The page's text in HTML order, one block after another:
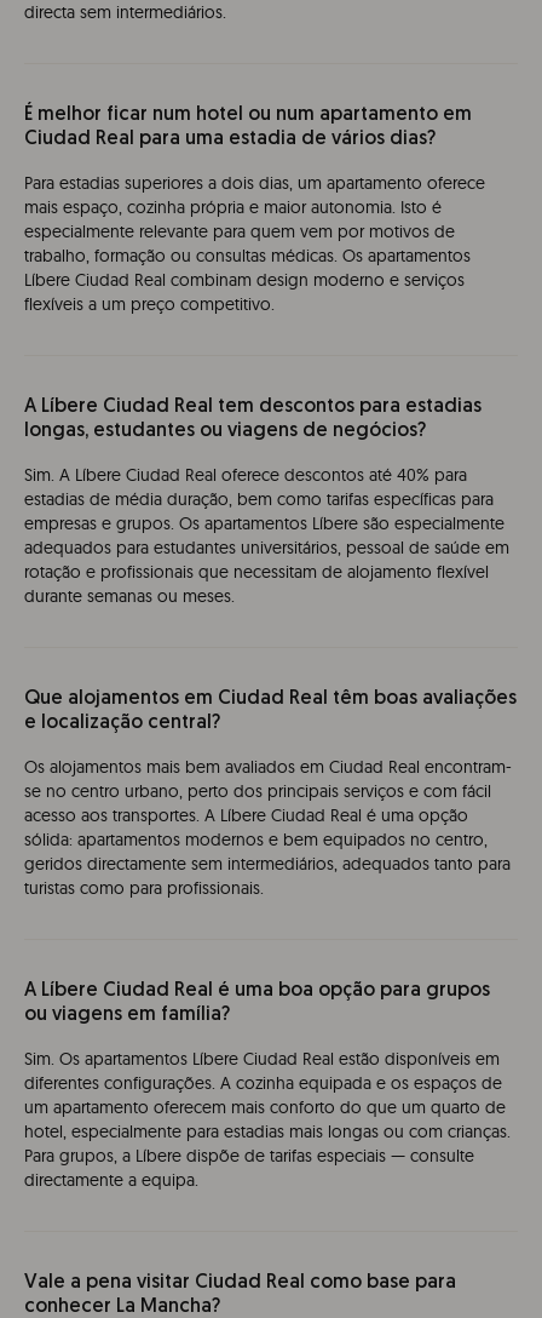
directa sem intermediários.
É melhor ficar num hotel ou num apartamento em
Ciudad Real para uma estadia de vários dias?
Para estadias superiores a dois dias, um apartamento oferece
mais espaço, cozinha própria e maior autonomia. Isto é
especialmente relevante para quem vem por motivos de
trabalho, formação ou consultas médicas. Os apartamentos
Líbere Ciudad Real combinam design moderno e serviços
flexíveis a um preço competitivo.
A Líbere Ciudad Real tem descontos para estadias
longas, estudantes ou viagens de negócios?
Sim. A Líbere Ciudad Real oferece descontos até 40% para
estadias de média duração, bem como tarifas específicas para
empresas e grupos. Os apartamentos Líbere são especialmente
adequados para estudantes universitários, pessoal de saúde em
rotação e profissionais que necessitam de alojamento flexível
durante semanas ou meses.
Que alojamentos em Ciudad Real têm boas avaliações
e localização central?
Os alojamentos mais bem avaliados em Ciudad Real encontram-
se no centro urbano, perto dos principais serviços e com fácil
acesso aos transportes. A Líbere Ciudad Real é uma opção
sólida: apartamentos modernos e bem equipados no centro,
geridos directamente sem intermediários, adequados tanto para
turistas como para profissionais.
A Líbere Ciudad Real é uma boa opção para grupos
ou viagens em família?
Sim. Os apartamentos Líbere Ciudad Real estão disponíveis em
diferentes configurações. A cozinha equipada e os espaços de
um apartamento oferecem mais conforto do que um quarto de
hotel, especialmente para estadias mais longas ou com crianças.
Para grupos, a Líbere dispõe de tarifas especiais — consulte
directamente a equipa.
Vale a pena visitar Ciudad Real como base para
conhecer La Mancha?